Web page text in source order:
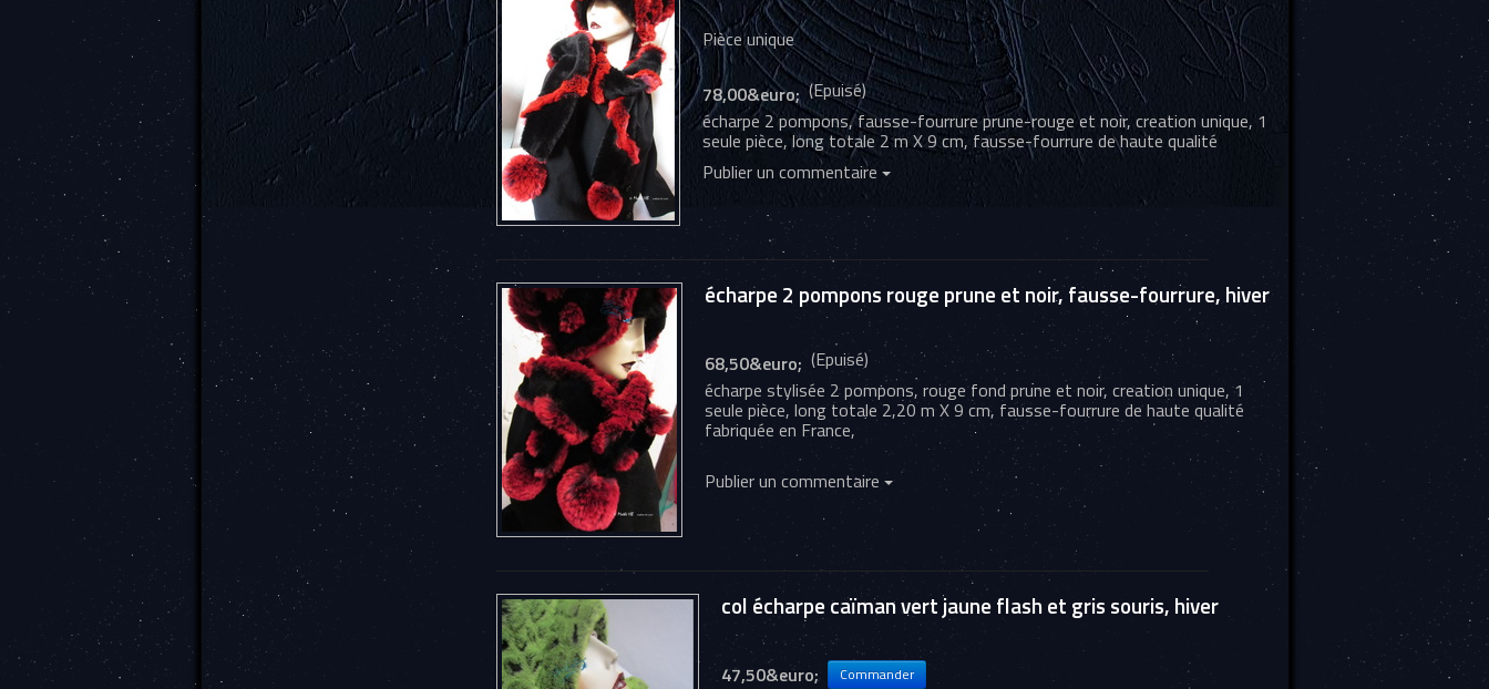
Pièce unique
78,00&euro; (Epuisé)
écharpe 2 pompons, fausse-fourrure prune-rouge et noir, creation unique, 1
seule pièce, long totale 2 m X 9 cm, fausse-fourrure de haute qualité
Publier un commentaire
écharpe 2 pompons rouge prune et noir, fausse-fourrure, hiver
68,50&euro; (Epuisé)
écharpe stylisée 2 pompons, rouge fond prune et noir, creation unique, 1
seule pièce, long totale 2,20 m X 9 cm, fausse-fourrure de haute qualité
fabriquée en France,
Publier un commentaire
col écharpe caïman vert jaune flash et gris souris, hiver
47,50&euro;